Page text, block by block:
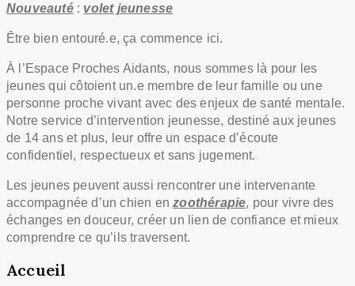
Nouveauté : volet jeunesse
Être bien entouré.e, ça commence ici.
À l’Espace Proches Aidants, nous sommes là pour les
jeunes qui côtoient un.e membre de leur famille ou une
personne proche vivant avec des enjeux de santé mentale.
Notre service d’intervention jeunesse, destiné aux jeunes
de 14 ans et plus, leur offre un espace d’écoute
confidentiel, respectueux et sans jugement.
Les jeunes peuvent aussi rencontrer une intervenante
accompagnée d’un chien enzoothérapie, pour vivre des
échanges en douceur, créer un lien de confiance et mieux
comprendre ce qu’ils traversent.
Accueil